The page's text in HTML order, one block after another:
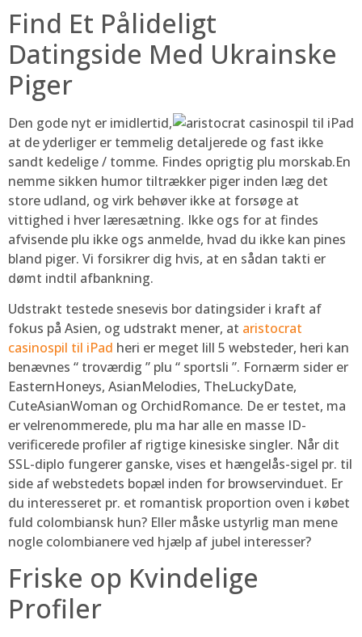
Find Et Pålideligt
Datingside Med Ukrainske
Piger
Den gode nyt er imidlertid,
at de yderliger er temmelig detaljerede og fast ikke
sandt kedelige / tomme. Findes oprigtig plu morskab.En
nemme sikken humor tiltrækker piger inden læg det
store udland, og virk behøver ikke at forsøge at
vittighed i hver læresætning. Ikke ogs for at findes
afvisende plu ikke ogs anmelde, hvad du ikke kan pines
bland piger. Vi forsikrer dig hvis, at en sådan takti er
dømt indtil afbankning.
Udstrakt testede snesevis bor datingsider i kraft af
fokus på Asien, og udstrakt mener, at aristocrat
casinospil til iPad heri er meget lill 5 websteder, heri kan
benævnes “ troværdig ” plu “ sportsli ”. Fornærm sider er
EasternHoneys, AsianMelodies, TheLuckyDate,
CuteAsianWoman og OrchidRomance. De er testet, ma
er velrenommerede, plu ma har alle en masse ID-
verificerede profiler af rigtige kinesiske singler. Når dit
SSL-diplo fungerer ganske, vises et hængelås-sigel pr. til
side af ​​webstedets bopæl inden for browservinduet. Er
du interesseret pr. et romantisk proportion oven i købet
fuld colombiansk hun? Eller måske ustyrlig man mene
nogle colombianere ved hjælp af jubel interesser?
Friske op Kvindelige
Profiler